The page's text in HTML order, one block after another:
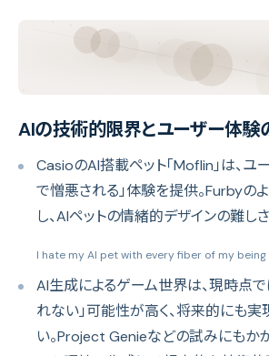
AIの技術的限界とユーザー体験
CasioのAI搭載ペット「Moflin」は、ユ
で憎悪される」体験を提供。Furbyの
し、AIペットの情緒的デザインの難し
I hate my AI pet with every fiber of my being
AI生成によるゲーム世界は、現時点
れない」可能性が高く、将来的にも
い。Project Genieなどの試みにもか